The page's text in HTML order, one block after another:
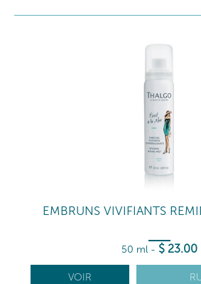
EMBRUNS VIVIFIANTS
50 ml - $ 23.00
VOIR